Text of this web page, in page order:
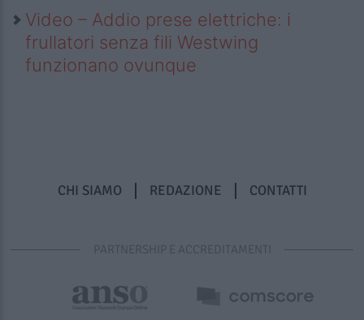
Video – Addio prese elettriche: i
frullatori senza fili Westwing
funzionano ovunque
CHI SIAMO REDAZIONE CONTATTI
PARTNERSHIP E ACCREDITAMENTI